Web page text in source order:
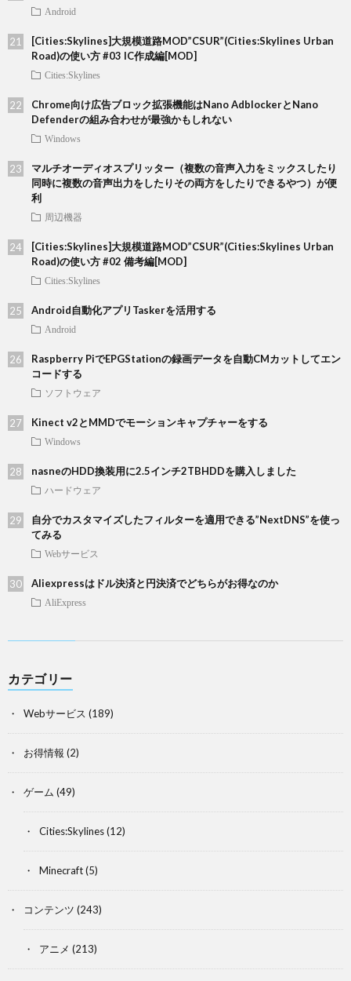
Android
[Cities:Skylines]大規模道路MOD”CSUR”(Cities:Skylines Urban
Road)の使い方 #03 IC作成編[MOD]
Cities:Skylines
Chrome向け広告ブロック拡張機能はNano AdblockerとNano
Defenderの組み合わせが最強かもしれない
Windows
マルチオーディオスプリッター（複数の音声入力をミックスしたり
同時に複数の音声出力をしたりその両方をしたりできるやつ）が便
利
周辺機器
[Cities:Skylines]大規模道路MOD”CSUR”(Cities:Skylines Urban
Road)の使い方 #02 備考編[MOD]
Cities:Skylines
Android自動化アプリTaskerを活用する
Android
Raspberry PiでEPGStationの録画データを自動CMカットしてエン
コードする
ソフトウェア
Kinect v2とMMDでモーションキャプチャーをする
Windows
nasneのHDD換装用に2.5インチ2TBHDDを購入しました
ハードウェア
自分でカスタマイズしたフィルターを適用できる”NextDNS”を使っ
てみる
Webサービス
Aliexpressはドル決済と円決済でどちらがお得なのか
AliExpress
カテゴリー
Webサービス (189)
お得情報 (2)
ゲーム (49)
Cities:Skylines(12)
Minecraft(5)
コンテンツ (243)
アニメ (213)